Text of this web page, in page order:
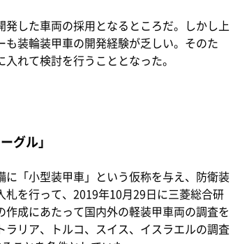
した車両の採用となるところだ。しかし上
装輪装甲車の開発経験が乏しい。そのた
れて検討を行うこととなった。
グル」
「小型装甲車」という仮称を与え、防衛装
を行って、2019年10月29日に三菱総合研
成にあたって国内外の軽装甲車両の調査を
リア、トルコ、スイス、イスラエルの調査